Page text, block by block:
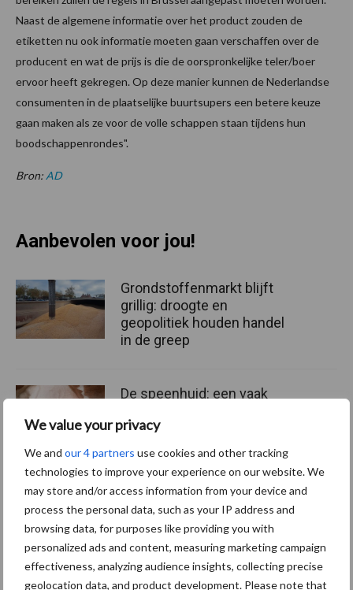
We value your privacy
We and our 4 partners use cookies and other tracking
technologies to improve your experience on our website. We
may store and/or access information from your device and
process the personal data, such as your IP address and
browsing data, for purposes like providing you with
personalized ads and content, measuring marketing campaign
effectiveness, analyzing audience insights, collecting precise
geolocation data, and product development. Please note that
Naast de algemene informatie over het product zouden de
etiketten nu ook informatie moeten gaan verschaffen over de
producent en wat de prijs is die de oorspronkelijke teler/boer
ervoor heeft gekregen. Op deze manier kunnen de Nederlandse
consumenten in de plaatselijke buurtsupers een betere keuze
gaan maken als ze voor de volle schappen staan tijdens hun
boodschappenrondes".
Bron: AD
Aanbevolen voor jou!
Grondstoffenmarkt blijft
grillig: droogte en
geopolitiek houden handel
in de greep
De speenhuid: een vaak
voor mastitis
ForFarmers ziet volume en
marktaandeel groeien in
krimpende Nederlandse
markt